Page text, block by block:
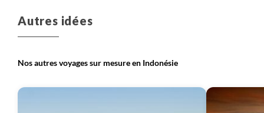
Autres idées
Nos autres voyages sur mesure en Indonésie